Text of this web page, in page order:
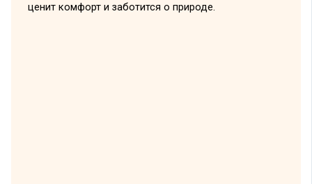
ценит комфорт и заботится о природе.